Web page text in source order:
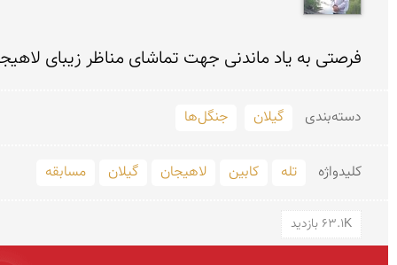
فرصتی به یاد ماندنی جهت تماشای مناظر زیبای
دسته‌بندی گیلان جنگل‌ها
کلید‌واژه تله کابین لاهیجان گیلان مسابقه
63.1K بازدید